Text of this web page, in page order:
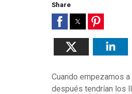
Share
Cuando empezamos
después tendrían los